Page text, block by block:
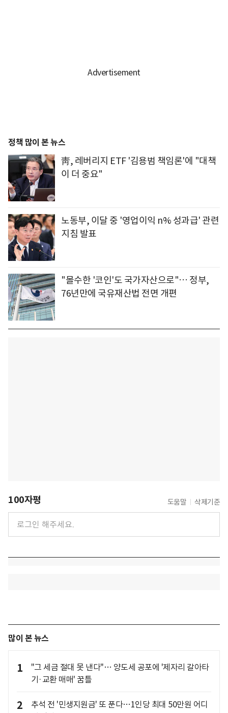
정책 많이 본 뉴스
靑, 레버리지 ETF '김용범 책임론'에 "대책
이 더 중요"
노동부, 이달 중 '영업이익 n% 성과급' 관련
지침 발표
"몰수한 '코인'도 국가자산으로"… 정부,
76년만에 국유재산법 전면 개편
100자평 도움말 삭제기준
많이 본 뉴스
1
"그 세금 절대 못 낸다"… 양도세 공포에 '제자리 갈아타
기·교환 매매' 꿈틀
2
추석 전 '민생지원금' 또 푼다…1인당 최대 50만원 어디